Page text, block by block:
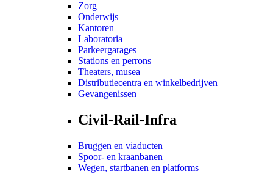
Zorg
Onderwijs
Kantoren
Laboratoria
Parkeergarages
Stations en perrons
Theaters, musea
Distributiecentra en winkelbedrijven
Gevangenissen
Civil-Rail-Infra
Bruggen en viaducten
Spoor- en kraanbanen
Wegen, startbanen en platforms